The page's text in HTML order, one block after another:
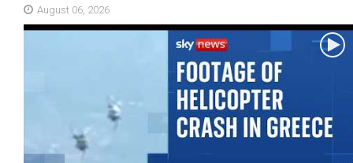
August 06, 2026